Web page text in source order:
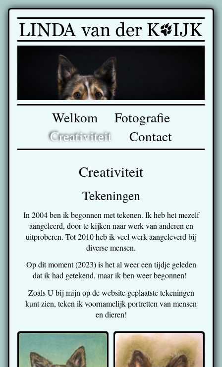
Welkom
Fotografie
Creativiteit
Contact
Creativiteit
Tekeningen
In 2004 ben ik begonnen met tekenen. Ik heb het mezelf
aangeleerd, door te kijken naar werk van anderen en
uitproberen. Tot 2010 heb ik veel werk aangeleverd bij
diverse mensen.
Op dit moment (2023) is het al weer een tijdje geleden
dat ik had getekend, maar ik ben weer begonnen!
Zoals U bij mijn op de website geplaatste tekeningen
kunt zien, teken ik voornamelijk portretten van mensen
en dieren!